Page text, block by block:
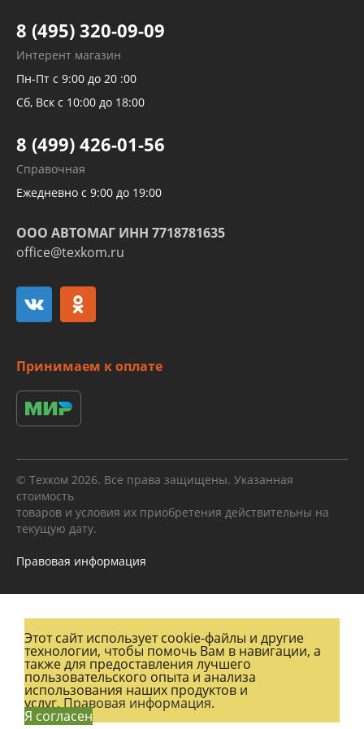
Тормозных трубок
Рукавов гидроусилителей
Рукавов компрессоров и турбин
Трубок кондиционеров
Развертка пайка медных стальных
алюминиевых трубок и штуцеров
8 (495) 320-09-09
Интерент магазин
Пн-Пт с 9:00 до 20 :00
Сб, Вск с 10:00 до 18:00
8 (499) 426-01-56
Справочная
Ежедневно с 9:00 до 19:00
ООО АВТОМАГ ИНН 7718781635
office@texkom.ru
Принимаем к оплате
© Техком 2026. Все права защищены. Указанная
стоимость
товаров и условия их приобретения действительны на
текущую дату.
Правовая информация
Этот сайт использует cookie-файлы и другие
технологии, чтобы помочь Вам в навигации, а
также для предоставления лучшего
пользовательского опыта и анализа
использования наших продуктов и
услуг.Правовая информация.
Я согласен